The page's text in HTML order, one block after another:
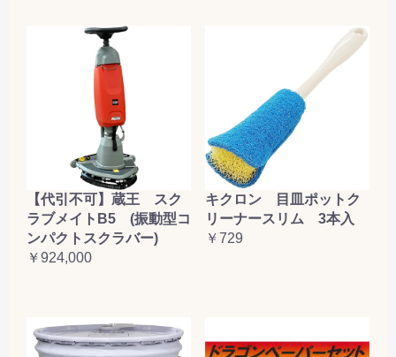
【代引不可】蔵王 スク
ラブメイトB5 (振動型コ
ンパクトスクラバー)
￥924,000
キクロン 目皿ポットク
リーナースリム 3本入
￥729